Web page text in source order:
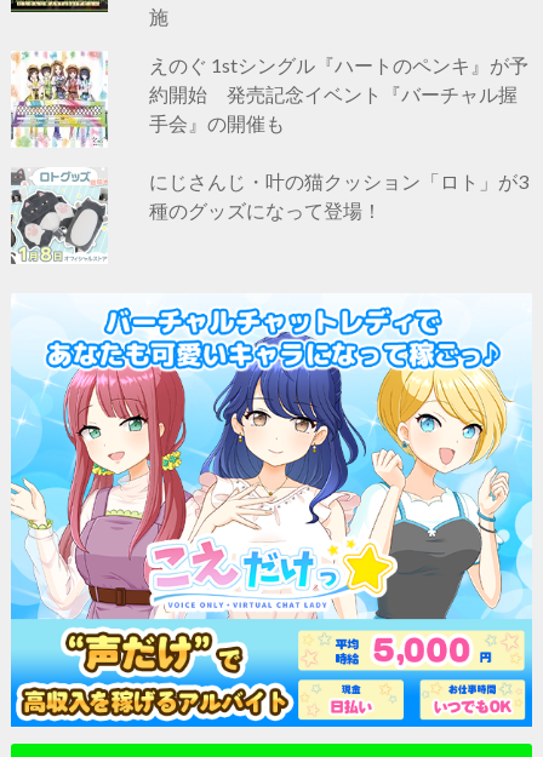
施
えのぐ 1stシングル『ハートのペンキ』が予
約開始 発売記念イベント『バーチャル握
手会』の開催も
にじさんじ・叶の猫クッション「ロト」が3
種のグッズになって登場！